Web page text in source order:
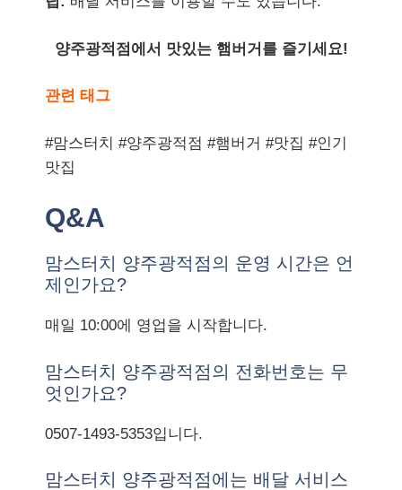
양주광적점에서 맛있는 햄버거를 즐기세요!
관련 태그
#맘스터치 #양주광적점 #햄버거 #맛집 #인기
맛집
Q&A
맘스터치 양주광적점의 운영 시간은 언
제인가요?
매일 10:00에 영업을 시작합니다.
맘스터치 양주광적점의 전화번호는 무
엇인가요?
0507-1493-5353입니다.
맘스터치 양주광적점에는 배달 서비스